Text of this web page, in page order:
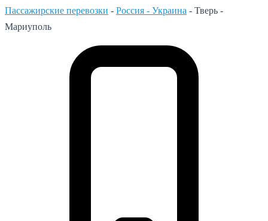
Пассажирские перевозки - Россия - Украина - Тверь -
Мариуполь